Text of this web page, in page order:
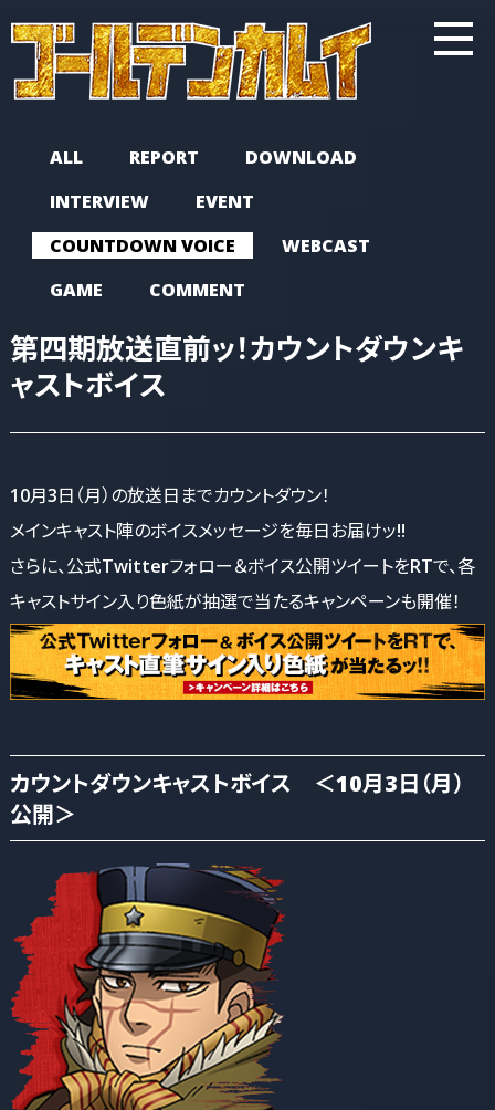
ALL REPORT
DOWNLOAD
INTERVIEW
EVENT
COUNTDOWN VOICE
WEBCAST
GAME
COMMENT
第四期放送直前ッ！カウントダウンキ
ャストボイス
10月3日（月）の放送日までカウントダウン！
メインキャスト陣のボイスメッセージを毎日お届けッ!!
さらに、公式Twitterフォロー＆ボイス公開ツイートをRTで、各
キャストサイン入り色紙が抽選で当たるキャンペーンも開催！
カウントダウンキャストボイス ＜10月3日（月）
公開＞